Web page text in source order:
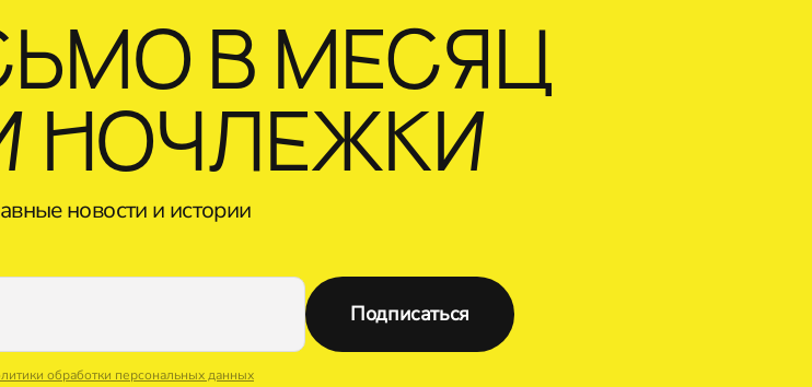
В МЕСЯЦ
НОЧЛЕЖКИ
новости и истории
Подписаться
обработки персональных данных